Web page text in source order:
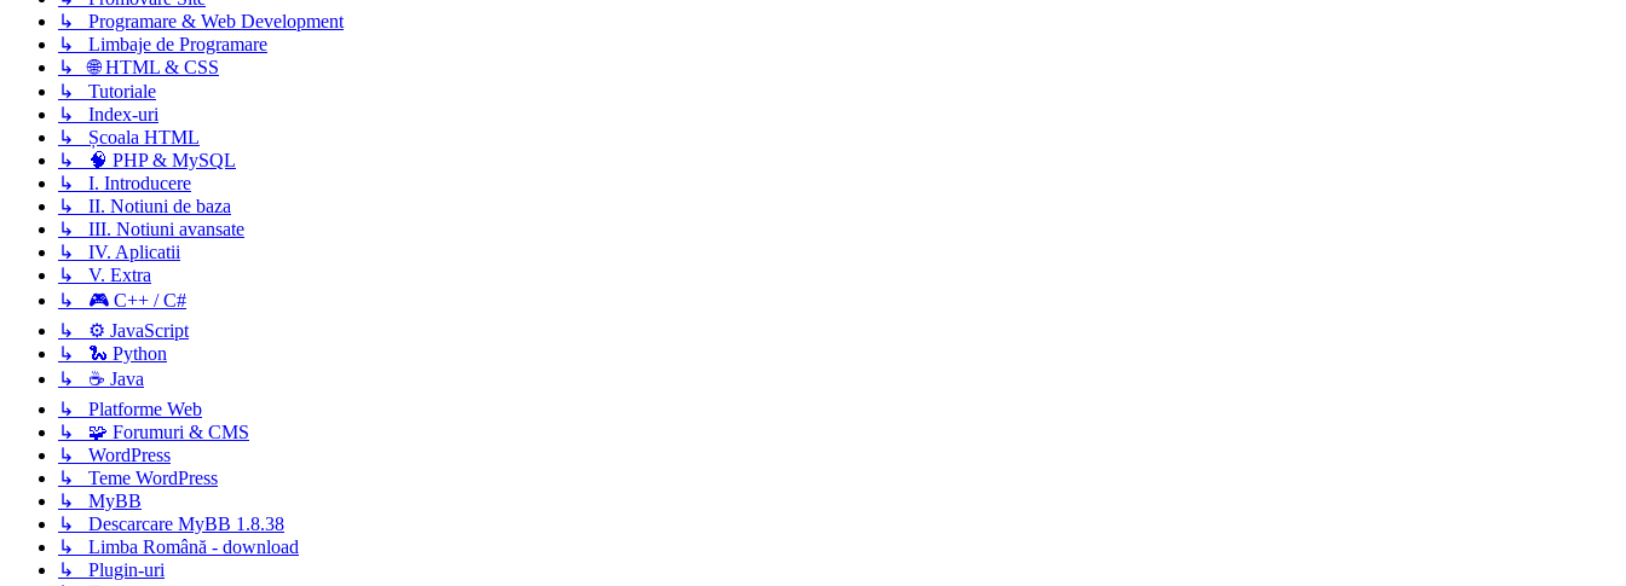
↳ Programare & Web Development
↳ Limbaje de Programare
↳ 🌐 HTML & CSS
↳ Tutoriale
↳ Index-uri
↳ Școala HTML
↳ 🧠 PHP & MySQL
↳ I. Introducere
↳ II. Notiuni de baza
↳ III. Notiuni avansate
↳ IV. Aplicatii
↳ V. Extra
↳ 🎮 C++ / C#
↳ ⚙️ JavaScript
↳ 🐍 Python
↳ ☕ Java
↳ Platforme Web
↳ 🧩 Forumuri & CMS
↳ WordPress
↳ Teme WordPress
↳ MyBB
↳ Descarcare MyBB 1.8.38
↳ Limba Română - download
↳ Plugin-uri